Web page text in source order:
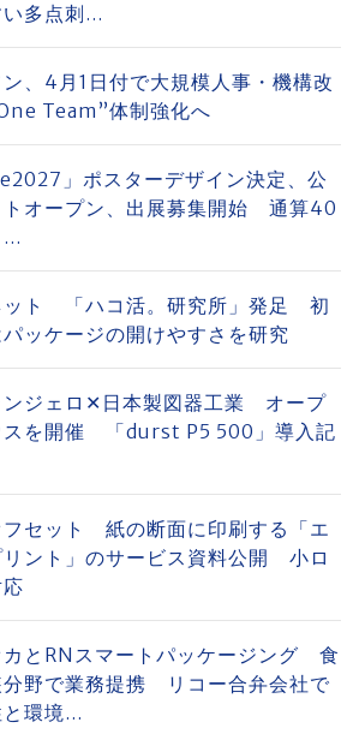
多点刺...
、4月1日付で大規模人事・機構改
Team”体制強化へ
」ポスターデザイン決定、公
トオープン、出展募集開始 通算40
ット 「ハコ活。研究所」発足 初
ッケージの開けやすさを研究
ンジェロ✕日本製図器工業 オープ
スを開催 「durst P5 500」導入記
フセット 紙の断面に印刷する「エ
リント」のサービス資料公開 小ロ
カとRNスマートパッケージング 食
分野で業務提携 リコー合弁会社で
環境...